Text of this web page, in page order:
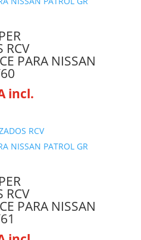
RCV
PARA NISSAN
incl.
RCV
PARA NISSAN